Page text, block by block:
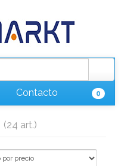
Contacto 0
(24 art.)